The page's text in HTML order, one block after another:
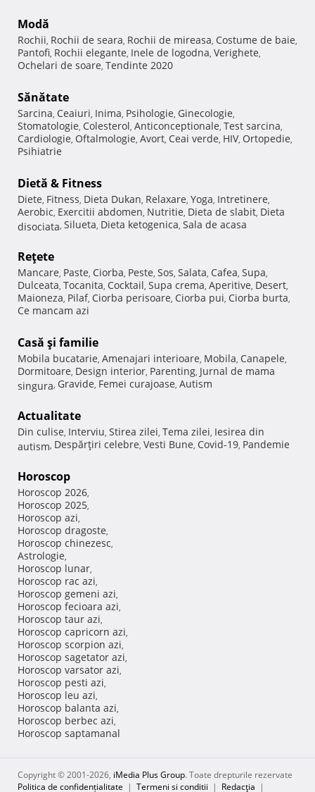
Modă
Rochii, Rochii de seara, Rochii de mireasa, Costume de baie,
Pantofi, Rochii elegante, Inele de logodna, Verighete,
Ochelari de soare, Tendinte 2020
Sănătate
Sarcina, Ceaiuri, Inima, Psihologie, Ginecologie,
Stomatologie, Colesterol, Anticonceptionale, Test sarcina,
Cardiologie, Oftalmologie, Avort, Ceai verde, HIV, Ortopedie,
Psihiatrie
Dietă & Fitness
Diete, Fitness, Dieta Dukan, Relaxare, Yoga, Intretinere,
Aerobic, Exercitii abdomen, Nutritie, Dieta de slabit, Dieta
disociata, Silueta, Dieta ketogenica, Sala de acasa
Reţete
Mancare, Paste, Ciorba, Peste, Sos, Salata, Cafea, Supa,
Dulceata, Tocanita, Cocktail, Supa crema, Aperitive, Desert,
Maioneza, Pilaf, Ciorba perisoare, Ciorba pui, Ciorba burta,
Ce mancam azi
Casă şi familie
Mobila bucatarie, Amenajari interioare, Mobila, Canapele,
Dormitoare, Design interior, Parenting, Jurnal de mama
singura, Gravide, Femei curajoase, Autism
Actualitate
Din culise, Interviu, Stirea zilei, Tema zilei, Iesirea din
autism, Despărţiri celebre, Vesti Bune, Covid-19, Pandemie
Horoscop
Horoscop 2026,
Horoscop 2025,
Horoscop azi,
Horoscop dragoste,
Horoscop chinezesc,
Astrologie,
Horoscop lunar,
Horoscop rac azi,
Horoscop gemeni azi,
Horoscop fecioara azi,
Horoscop taur azi,
Horoscop capricorn azi,
Horoscop scorpion azi,
Horoscop sagetator azi,
Horoscop varsator azi,
Horoscop pesti azi,
Horoscop leu azi,
Horoscop balanta azi,
Horoscop berbec azi,
Horoscop saptamanal
Copyright © 2001-2026, iMedia Plus Group. Toate drepturile rezervate
Politica de confidențialitate | Termeni si conditii | Redacţia |